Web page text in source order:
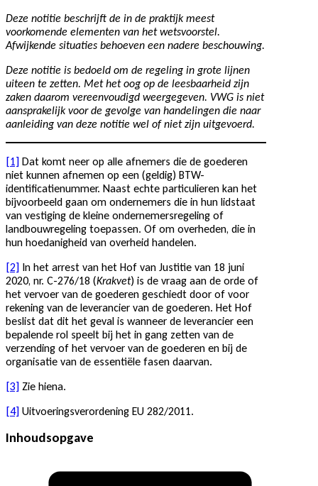
Deze notitie beschrijft de in de praktijk meest
voorkomende elementen van het wetsvoorstel.
Afwijkende situaties behoeven een nadere beschouwing.
Deze notitie is bedoeld om de regeling in grote lijnen
uiteen te zetten. Met het oog op de leesbaarheid zijn
zaken daarom vereenvoudigd weergegeven. VWG is niet
aansprakelijk voor de gevolge van handelingen die naar
aanleiding van deze notitie wel of niet zijn uitgevoerd.
[1] Dat komt neer op alle afnemers die de goederen
niet kunnen afnemen op een (geldig) BTW-
identificatienummer. Naast echte particulieren kan het
bijvoorbeeld gaan om ondernemers die in hun lidstaat
van vestiging de kleine ondernemersregeling of
landbouwregeling toepassen. Of om overheden, die in
hun hoedanigheid van overheid handelen.
[2] In het arrest van het Hof van Justitie van 18 juni
2020, nr. C-276/18 (Krakvet) is de vraag aan de orde of
het vervoer van de goederen geschiedt door of voor
rekening van de leverancier van de goederen. Het Hof
beslist dat dit het geval is wanneer de leverancier een
bepalende rol speelt bij het in gang zetten van de
verzending of het vervoer van de goederen en bij de
organisatie van de essentiële fasen daarvan.
[3] Zie hiena.
[4] Uitvoeringsverordening EU 282/2011.
Inhoudsopgave